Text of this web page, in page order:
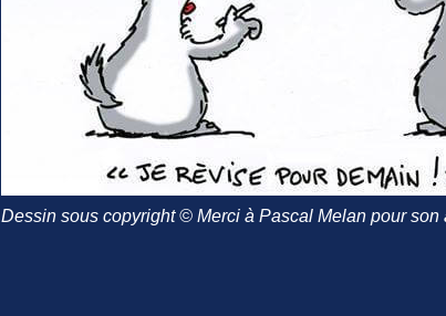
Dessin sous copyright © Merci à Pascal Melan pour